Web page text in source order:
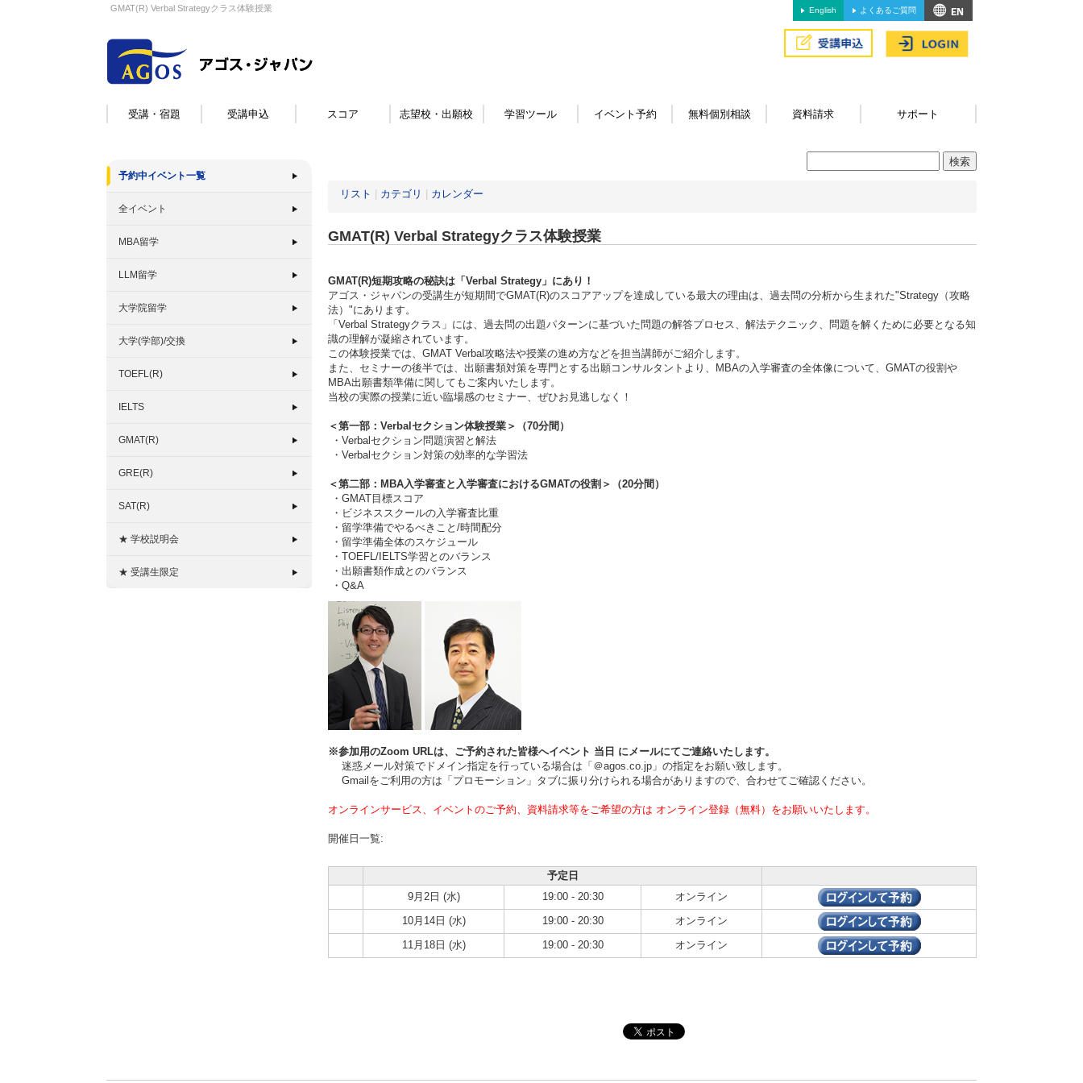
GMAT(R) Verbal Strategyクラス体験授業 English よくあるご質問
受講・宿題 受講申込 スコア 志望校・出願校 学習ツール イベント予約 無料個別相談 資料請求 サポート
予約中イベント一覧
全イベント
MBA留学
LLM留学
大学院留学
大学(学部)/交換
TOEFL(R)
IELTS
GMAT(R)
GRE(R)
SAT(R)
★ 学校説明会
★ 受講生限定
リスト カテゴリ カレンダー
GMAT(R) Verbal Strategyクラス体験授業
GMAT(R)短期攻略の秘訣は「Verbal Strategy」にあり！
アゴス・ジャパンの受講生が短期間でGMAT(R)のスコアアップを達成している最大の理由は、過去問の分析から生まれた"Strategy（攻略
法）"にあります。
「Verbal Strategyクラス」には、過去問の出題パターンに基づいた問題の解答プロセス、解法テクニック、問題を解くために必要となる知
識の理解が凝縮されています。
この体験授業では、GMAT Verbal攻略法や授業の進め方などを担当講師がご紹介します。
また、セミナーの後半では、出願書類対策を専門とする出願コンサルタントより、MBAの入学審査の全体像について、GMATの役割や
MBA出願書類準備に関してもご案内いたします。
当校の実際の授業に近い臨場感のセミナー、ぜひお見逃しなく！
＜第一部：Verbalセクション体験授業＞（70分間）
・Verbalセクション問題演習と解法
・Verbalセクション対策の効率的な学習法
＜第二部：MBA入学審査と入学審査におけるGMATの役割＞（20分間）
・GMAT目標スコア
・ビジネススクールの入学審査比重
・留学準備でやるべきこと/時間配分
・留学準備全体のスケジュール
・TOEFL/IELTS学習とのバランス
・出願書類作成とのバランス
・Q&A
※参加用のZoom URLは、ご予約された皆様へイベント 当日 にメールにてご連絡いたします。
迷惑メール対策でドメイン指定を行っている場合は「＠agos.co.jp」の指定をお願い致します。
Gmailをご利用の方は「プロモーション」タブに振り分けられる場合がありますので、合わせてご確認ください。
オンラインサービス、イベントのご予約、資料請求等をご希望の方は オンライン登録（無料）をお願いいたします。
開催日一覧:
予定日
9月2日 (水)
19:00 - 20:30
オンライン
10月14日 (水)
19:00 - 20:30
オンライン
11月18日 (水)
19:00 - 20:30 オンライン